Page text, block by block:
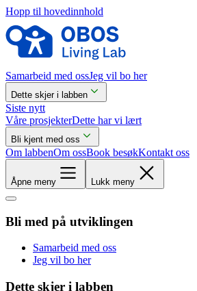
Hopp til hovedinnhold
Samarbeid med ossJeg vil bo her
Dette skjer i labben
Siste nytt
Våre prosjekterDette har vi lært
Bli kjent med oss
Om labbenOm ossBook besøkKontakt oss
Åpne meny Lukk meny
Bli med på utviklingen
Samarbeid med oss
Jeg vil bo her
Dette skjer i labben